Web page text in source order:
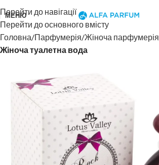
Перейти до навігації
Перейти до основного вмісту
МЕНЮ
Головна Парфумерія Жіноча парфумерія
Жіноча туалетна вода